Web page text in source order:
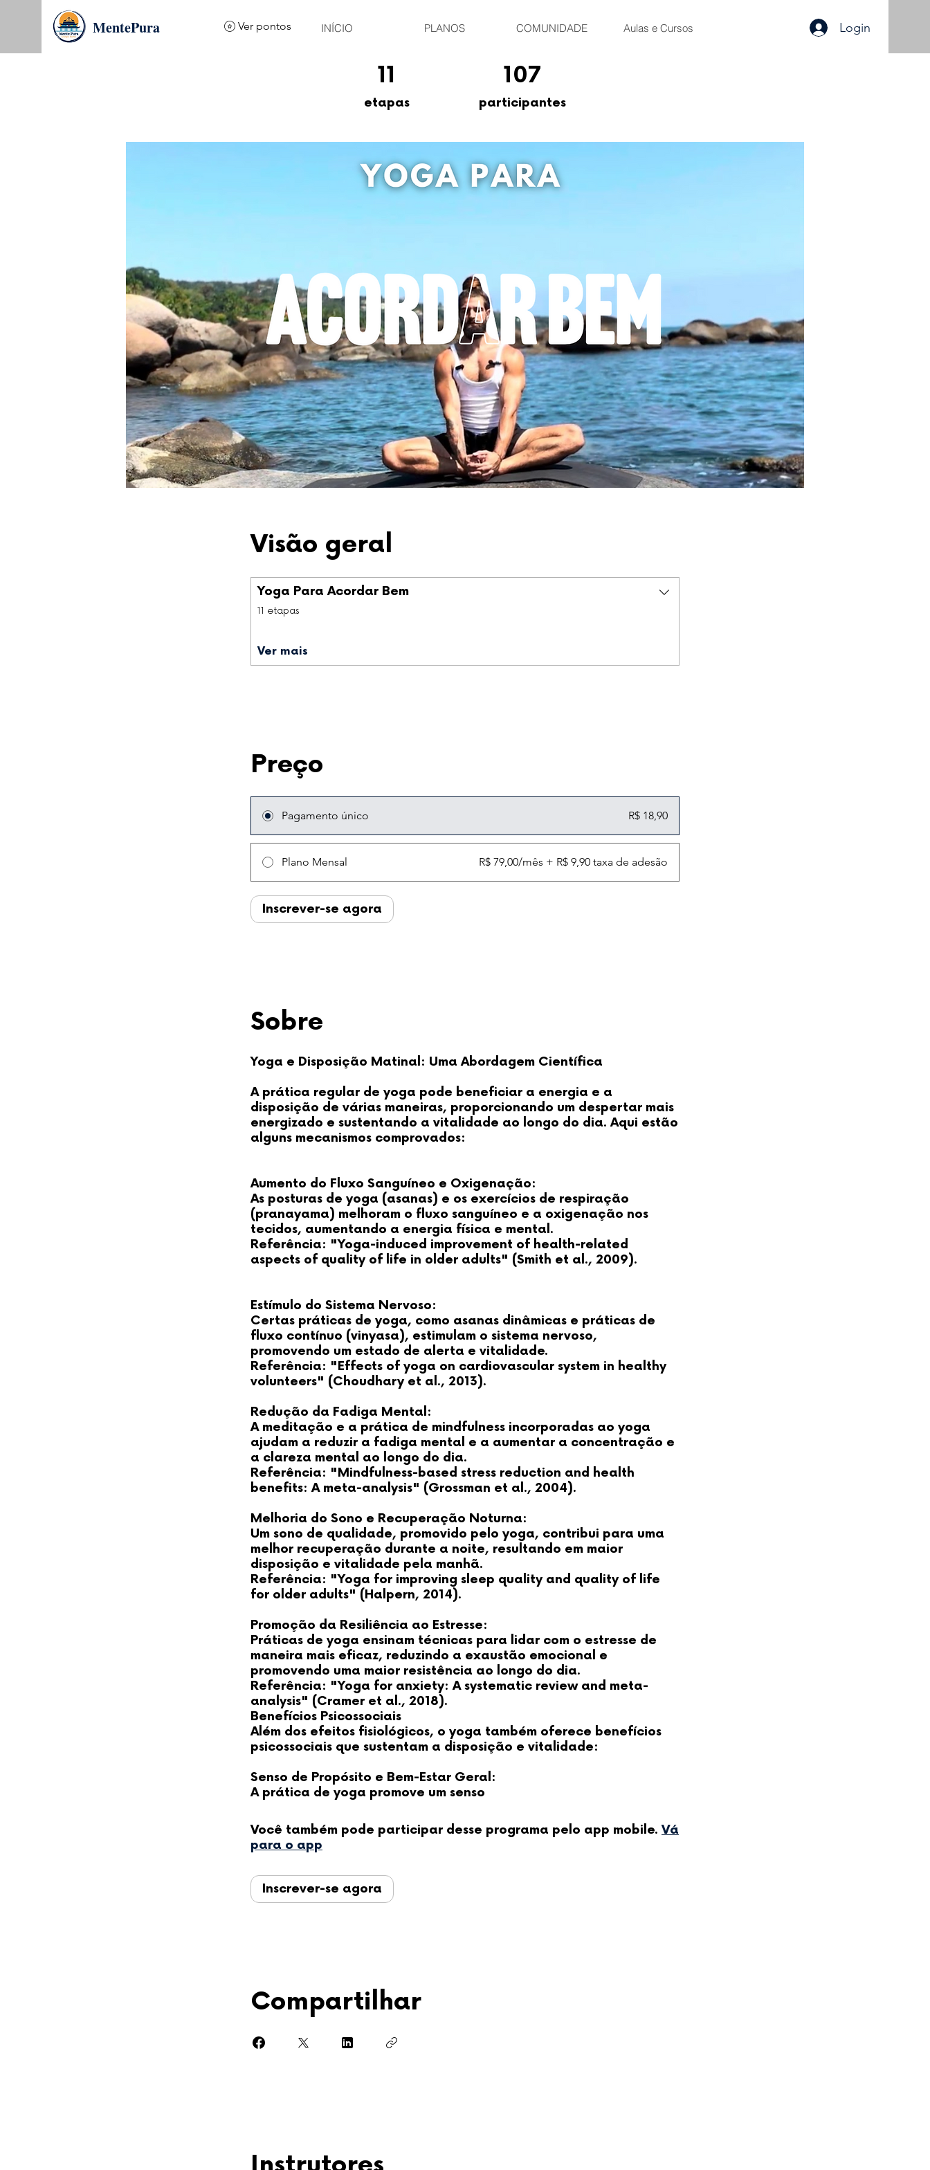
MentePura Ver pontos INÍCIO PLANOS COMUNIDADE Aulas e Cursos Login
Yoga Para Acordar Bem
11
etapas
11 etapas 107
participantes
107 participantes
Visão geral
Yoga Para Acordar Bem
.11 etapas
Ver mais
Preço
Pagamento único R$ 18,90
Plano Mensal R$ 79,00/mês + R$ 9,90 taxa de adesão
Inscrever-se agora
Sobre
Yoga e Disposição Matinal: Uma Abordagem Científica
A prática regular de yoga pode beneficiar a energia e a
disposição de várias maneiras, proporcionando um despertar mais
energizado e sustentando a vitalidade ao longo do dia. Aqui estão
alguns mecanismos comprovados:
Aumento do Fluxo Sanguíneo e Oxigenação:
As posturas de yoga (asanas) e os exercícios de respiração
(pranayama) melhoram o fluxo sanguíneo e a oxigenação nos
tecidos, aumentando a energia física e mental.
Referência: "Yoga-induced improvement of health-related
aspects of quality of life in older adults" (Smith et al., 2009).
Estímulo do Sistema Nervoso:
Certas práticas de yoga, como asanas dinâmicas e práticas de
fluxo contínuo (vinyasa), estimulam o sistema nervoso,
promovendo um estado de alerta e vitalidade.
Referência: "Effects of yoga on cardiovascular system in healthy
volunteers" (Choudhary et al., 2013).
Redução da Fadiga Mental:
A meditação e a prática de mindfulness incorporadas ao yoga
ajudam a reduzir a fadiga mental e a aumentar a concentração e
a clareza mental ao longo do dia.
Referência: "Mindfulness-based stress reduction and health
benefits: A meta-analysis" (Grossman et al., 2004).
Melhoria do Sono e Recuperação Noturna:
Um sono de qualidade, promovido pelo yoga, contribui para uma
melhor recuperação durante a noite, resultando em maior
disposição e vitalidade pela manhã.
Referência: "Yoga for improving sleep quality and quality of life
for older adults" (Halpern, 2014).
Promoção da Resiliência ao Estresse:
Práticas de yoga ensinam técnicas para lidar com o estresse de
maneira mais eficaz, reduzindo a exaustão emocional e
promovendo uma maior resistência ao longo do dia.
Referência: "Yoga for anxiety: A systematic review and meta-
analysis" (Cramer et al., 2018).
Benefícios Psicossociais
Além dos efeitos fisiológicos, o yoga também oferece benefícios
psicossociais que sustentam a disposição e vitalidade:
Senso de Propósito e Bem-Estar Geral:
A prática de yoga promove um senso
Você também pode participar desse programa pelo app mobile. Vá
para o app
Inscrever-se agora
Compartilhar